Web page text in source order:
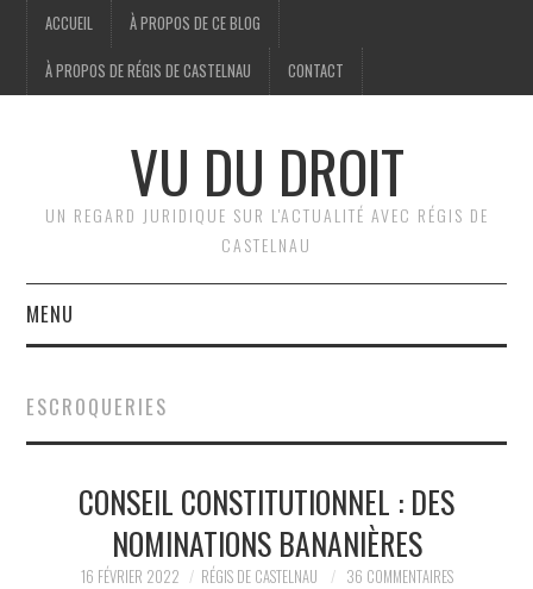
ACCUEIL À PROPOS DE CE BLOG
À PROPOS DE RÉGIS DE CASTELNAU CONTACT
VU DU DROIT
UN REGARD JURIDIQUE SUR L'ACTUALITÉ AVEC RÉGIS DE
CASTELNAU
MENU
BRÈVES
JURIDIQUE
POLITIQUE
ESCROQUERIES
CONSEIL CONSTITUTIONNEL : DES
NOMINATIONS BANANIÈRES
16 FÉVRIER 2022 RÉGIS DE CASTELNAU 36 COMMENTAIRES